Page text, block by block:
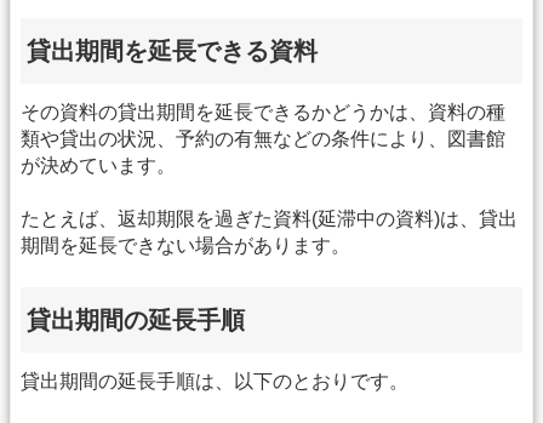
貸出期間を延長できる資料
その資料の貸出期間を延長できるかどうかは、資料の種
類や貸出の状況、予約の有無などの条件により、図書館
が決めています。
たとえば、返却期限を過ぎた資料(延滞中の資料)は、貸出
期間を延長できない場合があります。
貸出期間の延長手順
貸出期間の延長手順は、以下のとおりです。